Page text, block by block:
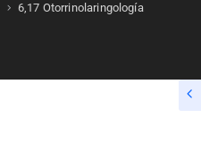
6,17 Otorrinolaringología